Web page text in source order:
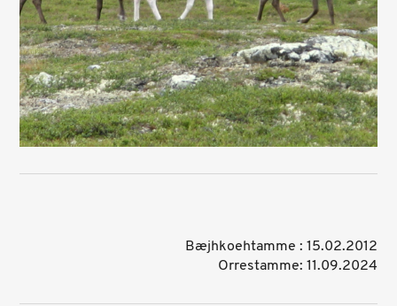
Bæjhkoehtamme : 15.02.2012
Orrestamme: 11.09.2024